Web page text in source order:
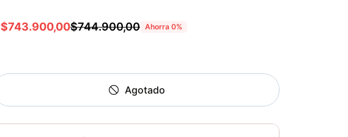
$743.900,00$744.900,00 Ahorra 0%
Agotado